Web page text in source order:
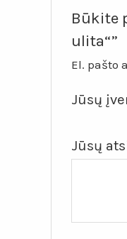
Būkite
ulita“”
El. pašto
Jūsų
Jūsų